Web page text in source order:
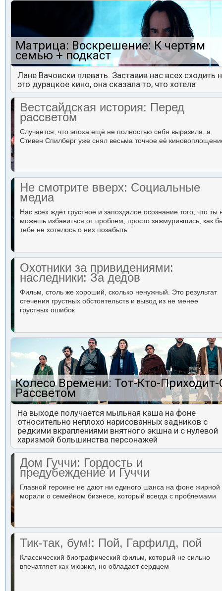
Матрица: Воскрешение: К чертям
семью + подкаст
Лане Вачовски плевать. Заставив нас всех сходить
это дурацкое кино, она сказала то, что хотела
Вестсайдская история: Перед
рассветом
Случается, что эпоха ещё не полностью себя выразила, а
Стивен Спилберг уже снял весьма точное её
Не смотрите вверх: Социальные
медиа
Нас всех ждёт грустное и запоздалое осознание того, что ты
можешь избавиться от проблем, просто зажмурившись, как
тебе не хотелось о них позабыть
Охотники за привидениями:
наследники: За дедов
Фильм, столь же хороший, сколько ненужный. Это результат
стечения грустных обстоятельств и вывод из не менее
грустных ошибок
Колесо Времени: Тот-Кто-
Рассветом
На выходе получается мыльная каша на фоне
относительно неплохо нарисованных задников с
редкими вкраплениями внятного экшна и с нулевой
харизмой большинства персонажей
Дом Гуччи: Гордость и
предубеждение и Гуччи
Главной героине не дают ни единого шанса на фоне жирной
морали о семейном бизнесе, который всегда с проблемами
Тик-так, бум!: Пой, Гарфилд, пой
Классический биографический фильм, который не сильно
впечатляет как мюзикл, но обладает сердцем